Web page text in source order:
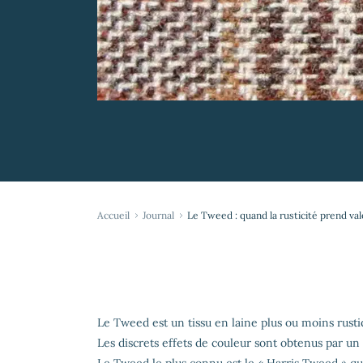
Accueil Journal Le Tweed : quand la rusticité prend
Le Tweed est un tissu en laine plus ou moins
Les discrets effets de couleur sont obtenus par